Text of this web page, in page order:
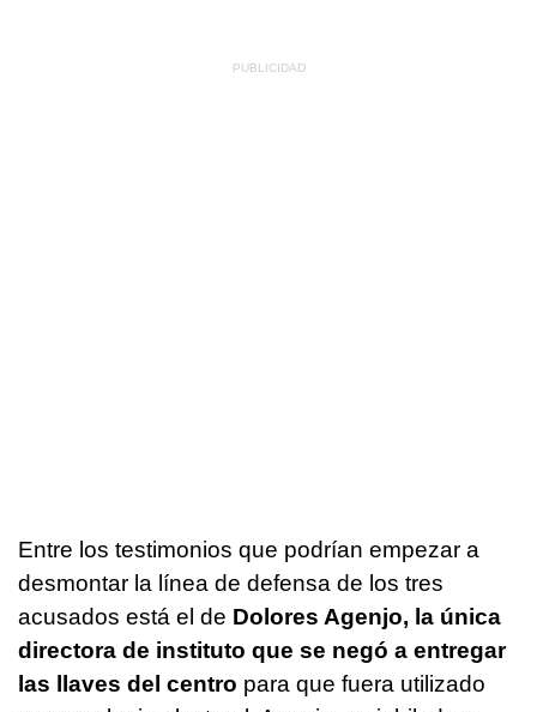
Entre los testimonios que podrían empezar a
desmontar la línea de defensa de los tres
acusados está el de Dolores Agenjo, la única
directora de instituto que se negó a entregar
las llaves del centro para que fuera utilizado